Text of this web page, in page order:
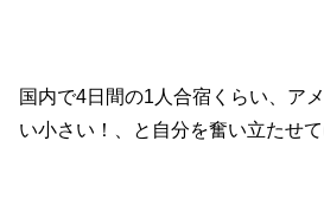
国内で4日間の1人合宿くらい、ア
い小さい！、と自分を奮い立たせて(